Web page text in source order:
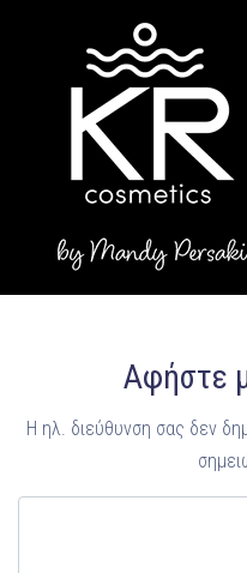
Αφήστε
Η ηλ. διεύθυνση σας δεν